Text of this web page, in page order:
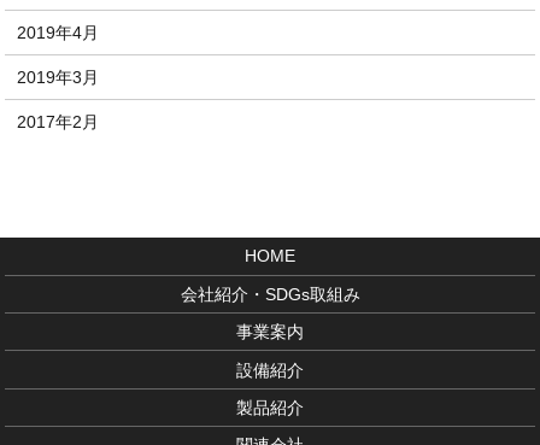
2019年4月
2019年3月
2017年2月
HOME
会社紹介・SDGs取組み
事業案内
設備紹介
製品紹介